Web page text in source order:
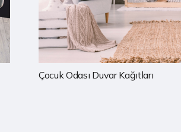
Mutfak Duvar Kağıtları